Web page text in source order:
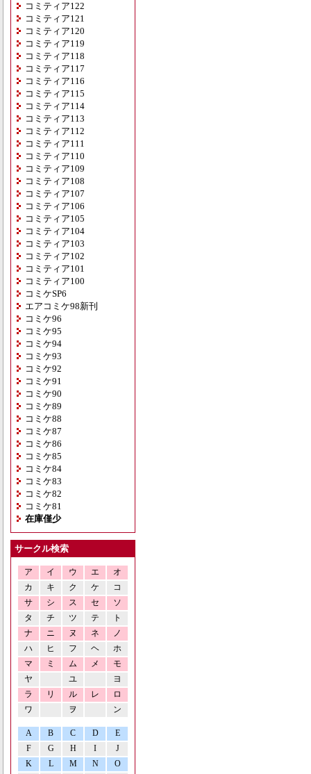
コミティア122
コミティア121
コミティア120
コミティア119
コミティア118
コミティア117
コミティア116
コミティア115
コミティア114
コミティア113
コミティア112
コミティア111
コミティア110
コミティア109
コミティア108
コミティア107
コミティア106
コミティア105
コミティア104
コミティア103
コミティア102
コミティア101
コミティア100
コミケSP6
エアコミケ98新刊
コミケ96
コミケ95
コミケ94
コミケ93
コミケ92
コミケ91
コミケ90
コミケ89
コミケ88
コミケ87
コミケ86
コミケ85
コミケ84
コミケ83
コミケ82
コミケ81
在庫僅少
サークル検索
ア イ ウ エ
オ
カ
キ ク ケ
コ
サ
シ ス セ
ソ
タ
チ ツ テ
ト
ナ
ニ ヌ ネ
ノ
ハ
ヒ フ ヘ
ホ
マ
ミ ム メ
モ
ヤ
ユ
ヨ
ラ
リ ル レ
ロ
ワ
ヲ ン
A B C D
E
F
G H I
J
K
L M N O